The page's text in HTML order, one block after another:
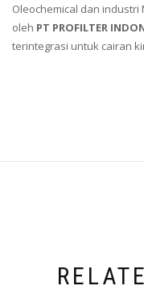
Oleochemical dan
oleh PT PROFILTER
terintegrasi untuk cairan